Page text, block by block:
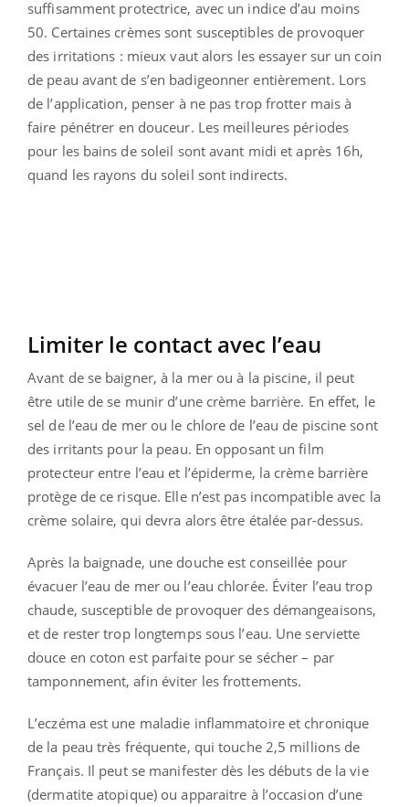
suffisamment protectrice, avec un indice d’au moins
50. Certaines crèmes sont susceptibles de provoquer
des irritations : mieux vaut alors les essayer sur un coin
de peau avant de s’en badigeonner entièrement. Lors
de l’application, penser à ne pas trop frotter mais à
faire pénétrer en douceur. Les meilleures périodes
pour les bains de soleil sont avant midi et après 16h,
quand les rayons du soleil sont indirects.
Limiter le contact avec l’eau
Avant de se baigner, à la mer ou à la piscine, il peut
être utile de se munir d’une crème barrière. En effet, le
sel de l’eau de mer ou le chlore de l’eau de piscine sont
des irritants pour la peau. En opposant un film
protecteur entre l’eau et l’épiderme, la crème barrière
protège de ce risque. Elle n’est pas incompatible avec la
crème solaire, qui devra alors être étalée par-dessus.
Après la baignade, une douche est conseillée pour
évacuer l’eau de mer ou l’eau chlorée. Éviter l’eau trop
chaude, susceptible de provoquer des démangeaisons,
et de rester trop longtemps sous l’eau. Une serviette
douce en coton est parfaite pour se sécher – par
tamponnement, afin éviter les frottements.
L’eczéma est une maladie inflammatoire et chronique
de la peau très fréquente, qui touche 2,5 millions de
Français. Il peut se manifester dès les débuts de la vie
(dermatite atopique) ou apparaitre à l’occasion d’une